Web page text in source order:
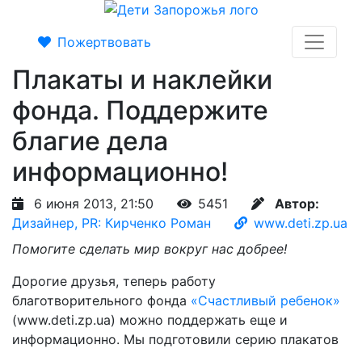
Пожертвовать
Плакаты и наклейки
фонда. Поддержите
благие дела
информационно!
6 июня 2013, 21:50 5451
Автор:
Дизайнер, PR: Кирченко Роман
www.deti.zp.ua
Помогите сделать мир вокруг нас добрее!
Дорогие друзья, теперь работу
благотворительного фонда «Счастливый ребенок»
(www.deti.zp.ua) можно поддержать еще и
информационно. Мы подготовили серию плакатов